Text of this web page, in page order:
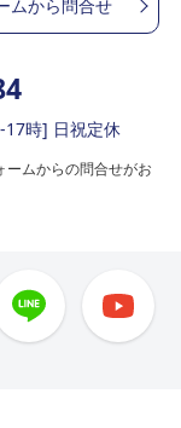
ムから問合せ
時] 日祝定休
ムからの問合せがお